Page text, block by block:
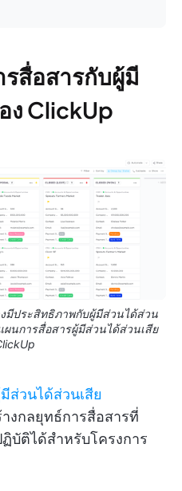
สื่อสารกับผู้มี
ง ClickUp
มีประสิทธิภาพกับผู้มีส่วนได้ส่วน
นการสื่อสารผู้มีส่วนได้ส่วนเสีย
ส่วนได้ส่วนเสีย
งกลยุทธ์การสื่อสารที่
บัติได้สำหรับโครงการ